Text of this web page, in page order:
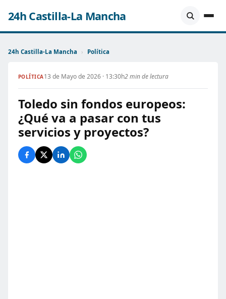
24h Castilla-La Mancha
24h Castilla-La Mancha › Política
POLÍTICA13 de Mayo de 2026 · 13:30h2 min de lectura
Toledo sin fondos europeos:
¿Qué va a pasar con tus
servicios y proyectos?